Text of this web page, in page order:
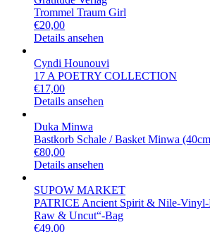
Trommel Traum Girl
€20,00
Details ansehen
Cyndi Hounouvi
17 A POETRY COLLECTION
€17,00
Details ansehen
Duka Minwa
Bastkorb Schale / Basket Minwa
€80,00
Details ansehen
SUPOW MARKET
PATRICE Ancient Spirit & Nile-
Raw & Uncut“-Bag
€49,00